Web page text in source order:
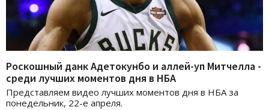
Роскошный данк Адетокунбо и аллей-уп Митчелла -
среди лучших моментов дня в НБА
Представляем видео лучших моментов дня в НБА за
понедельник, 22-е апреля.